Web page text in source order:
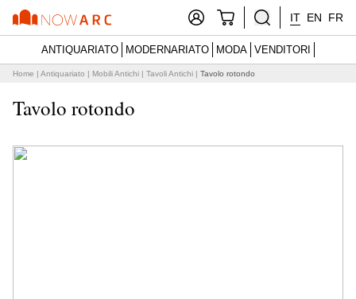
IT EN FR
ANTIQUARIATO MODERNARIATO MODA VENDITORI
Home | Antiquariato | Mobili Antichi | Tavoli Antichi | Tavolo rotondo
Tavolo rotondo